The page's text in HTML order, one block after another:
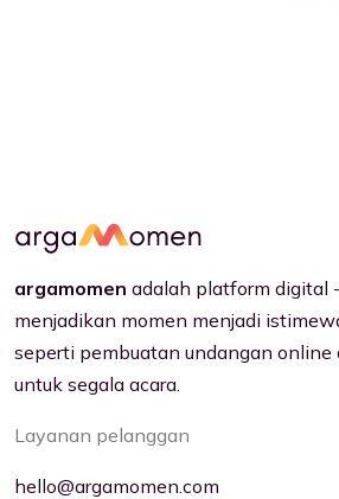
argamomen adalah platform digital
menjadikan momen menjadi
seperti pembuatan undangan online
untuk segala acara.
Layanan pelanggan
hello@argamomen.com